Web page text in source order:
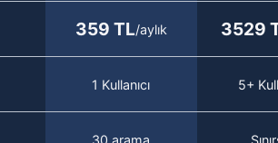
359 TL/aylık 3529
1 Kullanıcı 5+
30 arama